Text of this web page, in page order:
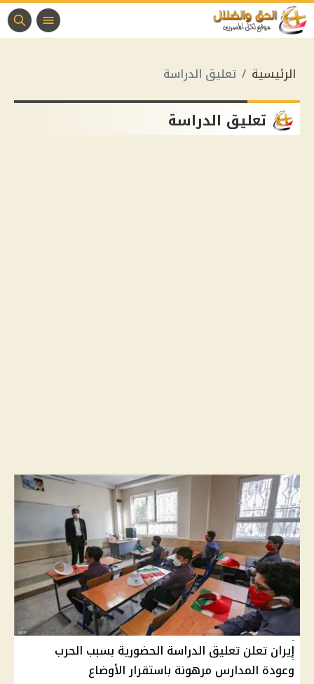
الرئيسية تعليق الدراسة
تعليق الدراسة
إيران تعلن تعليق الدراسة الحضورية بسبب الحرب
وعودة المدارس مرهونة باستقرار الأوضاع